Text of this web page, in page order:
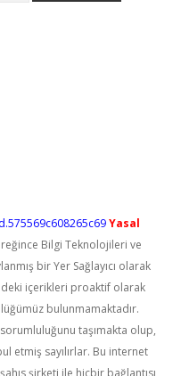
Yasal
Bilgi Teknolojileri ve
bir Yer Sağlayıcı olarak
içerikleri proaktif olarak
bulunmamaktadır.
taşımakta olup,
etmiş sayılırlar. Bu internet
şirketi ile hiçbir bağlantısı